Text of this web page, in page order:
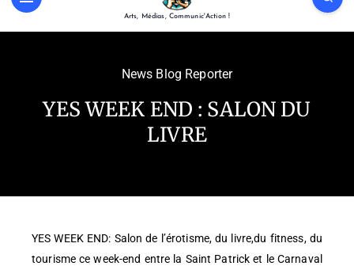
Arts, Médias, Communic'Action !
News Blog Reporter
YES WEEK END : SALON DU
LIVRE
YES WEEK END: Salon de l’érotisme, du livre,du fitness, du
tourisme ce week-end entre la Saint Patrick et le Carnaval